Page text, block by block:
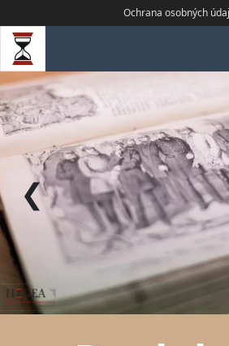
Ochrana osobných
❮